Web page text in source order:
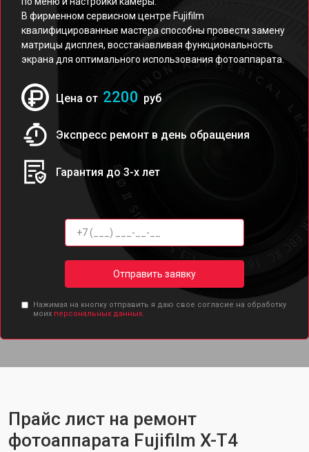
В фирменном сервисном центре Fujifilm
квалифицированные мастера способны провести замену
матрицы дисплея, восстанавливая функциональность
экрана для оптимального использования фотоаппарата.
Цена от 2200 руб
Экспресс ремонт в день обращения
Гарантия до 3-х лет
Отправить заявку
Нажимая на кнопку отправить я даю свое согласие на обработку
моих персональных данных.
Прайс лист на ремонт
фотоаппарата Fujifilm X-T4